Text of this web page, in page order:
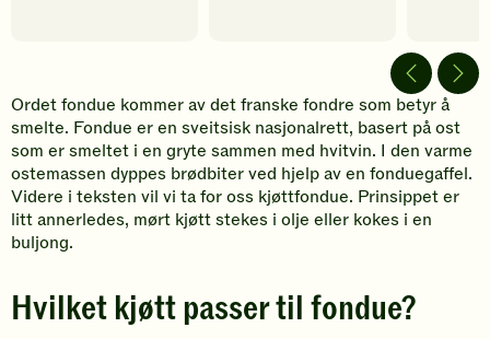
Ordet fondue kommer av det franske fondre som betyr å
smelte. Fondue er en sveitsisk nasjonalrett, basert på ost
som er smeltet i en gryte sammen med hvitvin. I den varme
ostemassen dyppes brødbiter ved hjelp av en fonduegaffel.
Videre i teksten vil vi ta for oss kjøttfondue. Prinsippet er
litt annerledes, mørt kjøtt stekes i olje eller kokes i en
buljong.
Hvilket kjøtt passer til fondue?